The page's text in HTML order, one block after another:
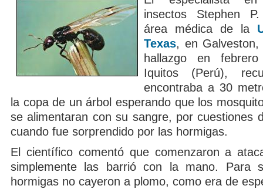
insectos Stephen
área médica de la
Texas, en
hallazgo en
Iquitos (Perú),
encontraba a 30
la copa de un árbol esperando que los
se alimentaran con su sangre, por cuestiones
cuando fue sorprendido por las hormigas.
El científico comentó que comenzaron a
simplemente las barrió con la mano. Para
hormigas no cayeron a plomo, como era de